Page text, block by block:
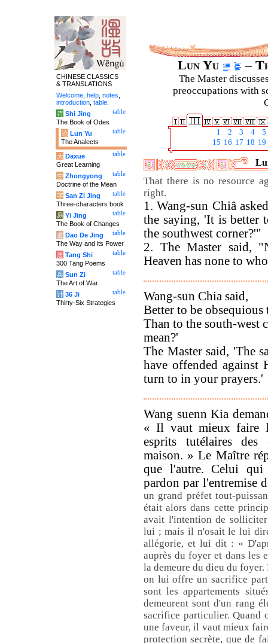
Lun Yu –
The Master
preoccupations with
1 2 3 4
5
15 16 17 18 19
That there is no resource
right.
1. Wang-sun Chiâ
the saying, 'It is better
the southwest corner?'"
2. The Master said,
Heaven has none to
Wang-sun Chia said,
Better to be
Than to the south-west
mean?'
The Master said, 'The
have offended against
turn to in your prayers.'
Wang suenn Kia
« Il vaut mieux faire
esprits tutélaires
maison. » Le Maître
que l'autre. Celui qui
pardon par l'entremise
un grand préfet tout-
était alors dans cette
avait l'intention de
lui ; mais il n'osait le lui
allégorie, et lui dit : «
auprès du foyer et dans les
la demeure du dieu du
on lui offre un sacrifice
sont les appartements
demeurent sont d'un rang
sacrifice particulier. Quand
une faveur, il vaut mieux
protection secrète, que de
CHINESE CLASSICS
& TRANSLATIONS
Welcome help notes
introduction table
table
诗 Shi Jing
The Book of Odes
table
论 Lun Yu
The Analects
table
大 Daxue
Great Learning
table
中 Zhongyong
Doctrine of the Mean
table
字 San Zi Jing
Three-characters book
table
易 Yi Jing
The Book of Changes
table
道 Dao De Jing
The Way and its Power
table
唐 Tang Shi
300 Tang Poems
table
兵 Sun Zi
The Art of War
table
计 36 Ji
Thirty-Six Strategies